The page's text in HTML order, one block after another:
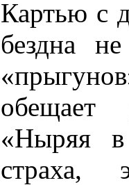
Картью с
бездна
обещает
«Ныряя
страха,